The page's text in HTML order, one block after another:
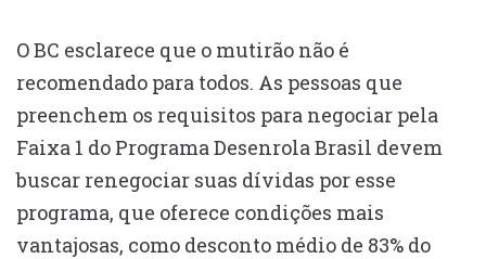
O BC esclarece que o mutirão não é
recomendado para todos. As pessoas que
preenchem os requisitos para negociar pela
Faixa 1 do Programa Desenrola Brasil devem
buscar renegociar suas dívidas por esse
programa, que oferece condições mais
vantajosas, como desconto médio de 83% do